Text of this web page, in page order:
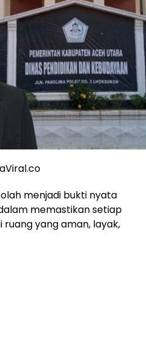
menjadi bukti nyata
memastikan setiap
ruang yang aman, layak,